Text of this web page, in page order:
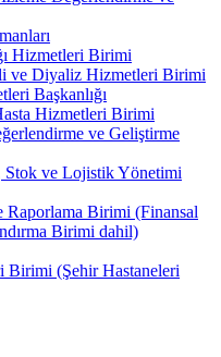
Hizmetleri Birimi
ve Diyaliz Hizmetleri Birimi
Başkanlığı
Hizmetleri Birimi
ve Geliştirme
Stok ve Lojistik Yönetimi
Raporlama Birimi (Finansal
Birimi dahil)
Birimi (Şehir Hastaneleri